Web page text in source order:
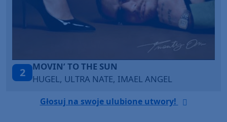
3
TAŃCZ!
BLETKA
Głosuj na swoje ulubione utwory!